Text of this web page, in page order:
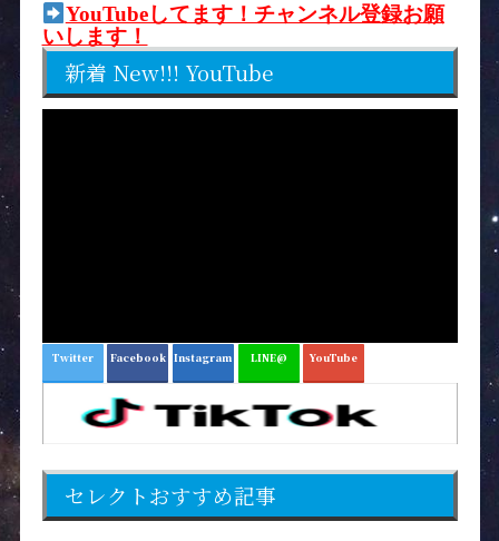
YouTubeしてます！チャンネル登録お願
いします！
新着 New!!! YouTube
Twitter Facebook Instagram LINE@ YouTube
セレクトおすすめ記事